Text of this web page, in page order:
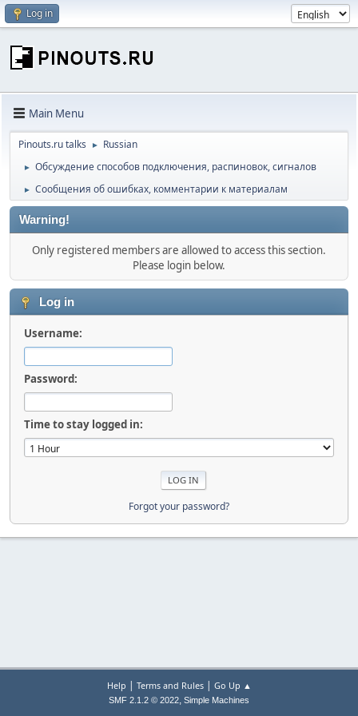
Log in
Main Menu
Pinouts.ru talks ► Russian
► Обсуждение способов подключения, распиновок, сигналов
► Сообщения об ошибках, комментарии к материалам
Warning!
Only registered members are allowed to access this section.
Please login below.
Log in
Username:
Password:
Time to stay logged in:
Forgot your password?
Help | Terms and Rules| Go Up ▲
SMF 2.1.2 © 2022, Simple Machines